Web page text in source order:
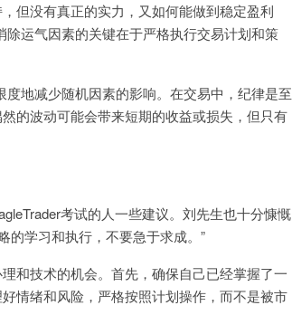
但没有真正的实力，又如何能做到稳定盈利
运气因素的关键在于严格执行交易计划和策
地减少随机因素的影响。在交易中，纪律是至
的波动可能会带来短期的收益或损失，但只有
考试的人一些建议。刘先生也十分慷慨
的学习和执行，不要急于求成。”
和技术的机会。首先，确保自己已经掌握了一
情绪和风险，严格按照计划操作，而不是被市